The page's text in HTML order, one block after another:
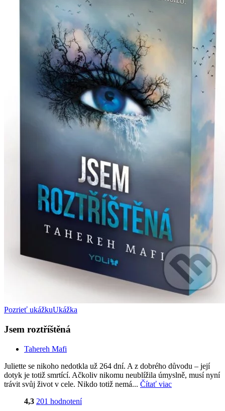
Pozrieť ukážkuUkážka
Jsem roztříštěná
Tahereh Mafi
Juliette se nikoho nedotkla už 264 dní. A z dobrého důvodu – její
dotyk je totiž smrtící. Ačkoliv nikomu neublížila úmyslně, musí nyní
trávit svůj život v cele. Nikdo totiž nemá... Čítať viac
4,3 201 hodnotení